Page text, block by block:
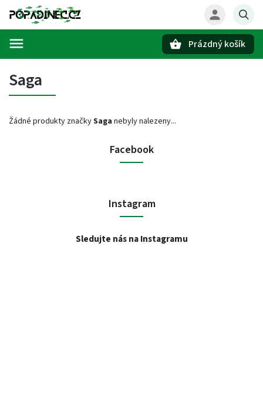
Prázdný košík
Saga
Žádné produkty značkySaga nebyly nalezeny...
Facebook
Instagram
Sledujte nás na Instagramu